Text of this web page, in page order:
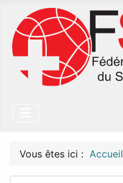
Vous êtes ici : Accueil